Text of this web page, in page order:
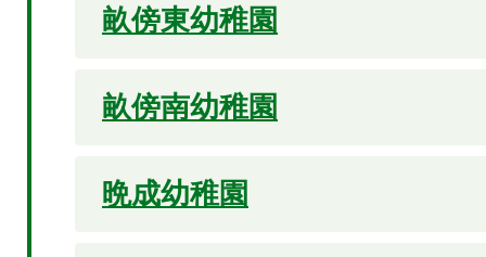
畝傍東幼稚園
畝傍南幼稚園
晩成幼稚園